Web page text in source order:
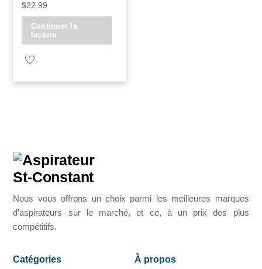
$22.99
Continuer la
lecture
Nous vous offrons un choix parmi les meilleures marques
d’aspirateurs sur le marché, et ce, à un prix des plus
compétitifs.
Catégories À propos